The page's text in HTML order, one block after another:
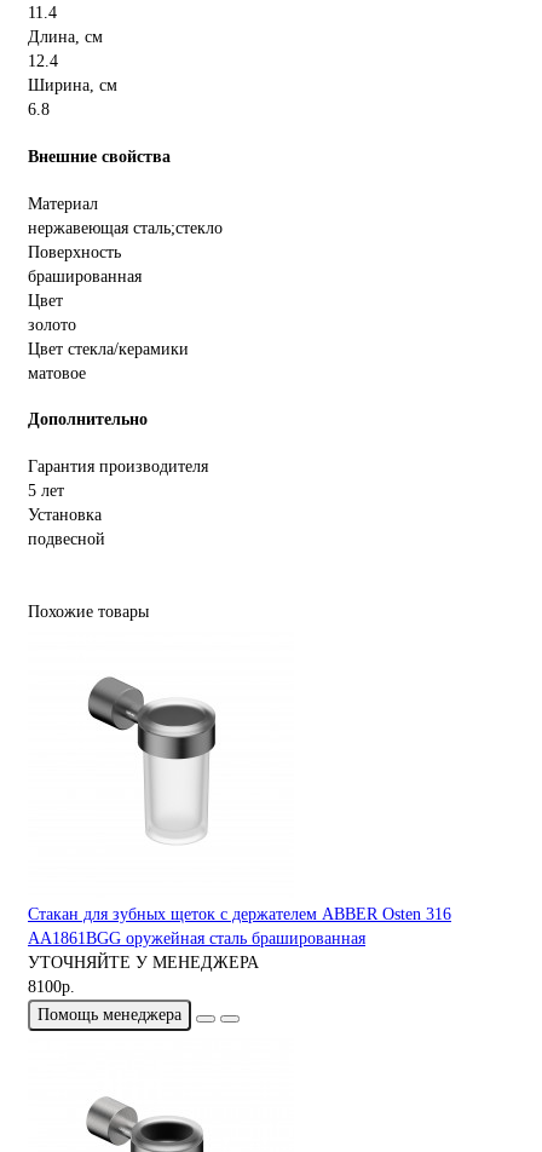
11.4
Длина, см
12.4
Ширина, см
6.8
Внешние свойства
Материал
нержавеющая сталь;стекло
Поверхность
брашированная
Цвет
золото
Цвет стекла/керамики
матовое
Дополнительно
Гарантия производителя
5 лет
Установка
подвесной
Похожие товары
Стакан для зубных щеток с держателем ABBER Osten 316
AA1861BGG оружейная сталь брашированная
УТОЧНЯЙТЕ У МЕНЕДЖЕРА
8100р.
Помощь менеджера